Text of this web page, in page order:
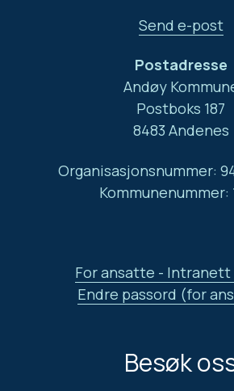
Send e-post
Postadresse
Andøy
Postboks 187
8483 Andenes
Organisasjonsnummer:
Kommunenummer:
For ansatte -
Endre passord (for
Besøk